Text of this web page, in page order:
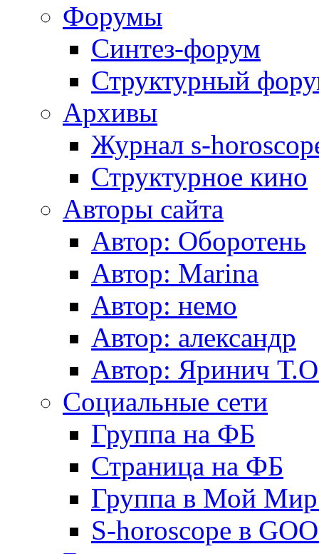
Форумы
Синтез-форум
Структурный
Архивы
Журнал s-
Структурное кино
Авторы сайта
Автор: Оборотень
Автор: Marina
Автор: немo
Автор: александр
Автор: Яринич
Социальные сети
Группа на ФБ
Страница на ФБ
Группа в Мой
S-horoscope в